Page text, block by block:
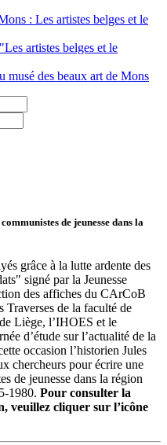
: Les artistes belges et le
artistes belges et le
musé des beaux art de Mons
de jeunesse dans la
Traverses de la faculté de
Liège, l’IHOES et le
d’étude sur l’actualité de la
occasion l’historien Jules
chercheurs pour écrire une
de jeunesse dans la région
1980. Pour consulter la
veuillez cliquer sur l’icône